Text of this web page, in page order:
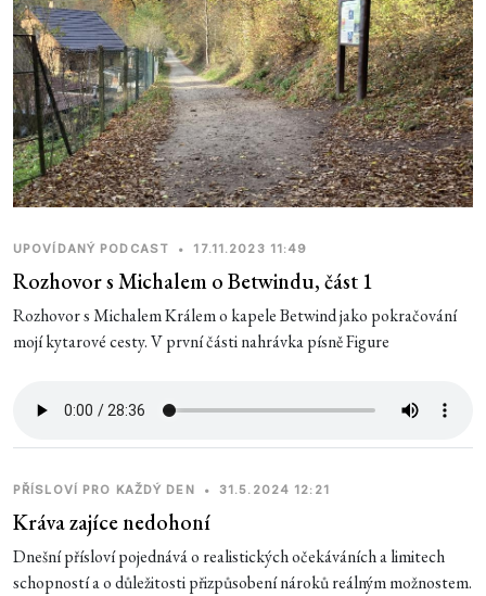
UPOVÍDANÝ PODCAST • 17.11.2023 11:49
Rozhovor s Michalem o Betwindu, část 1
Rozhovor s Michalem Králem o kapele Betwind jako pokračování
mojí kytarové cesty. V první části nahrávka písně Figure
PŘÍSLOVÍ PRO KAŽDÝ DEN • 31.5.2024 12:21
Kráva zajíce nedohoní
Dnešní přísloví pojednává o realistických očekáváních a limitech
schopností a o důležitosti přizpůsobení nároků reálným možnostem.